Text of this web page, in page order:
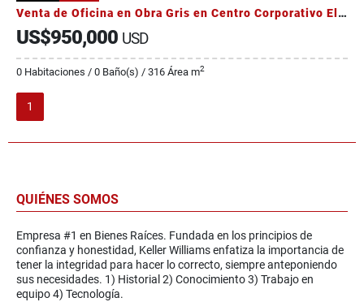
Venta de Oficina en Obra Gris en Centro Corporativo El Tobogán
US$950,000 USD
0 Habitaciones / 0 Baño(s) / 316 Área m2
1
QUIÉNES SOMOS
Empresa #1 en Bienes Raíces. Fundada en los principios de
confianza y honestidad, Keller Williams enfatiza la importancia de
tener la integridad para hacer lo correcto, siempre anteponiendo
sus necesidades. 1) Historial 2) Conocimiento 3) Trabajo en
equipo 4) Tecnología.